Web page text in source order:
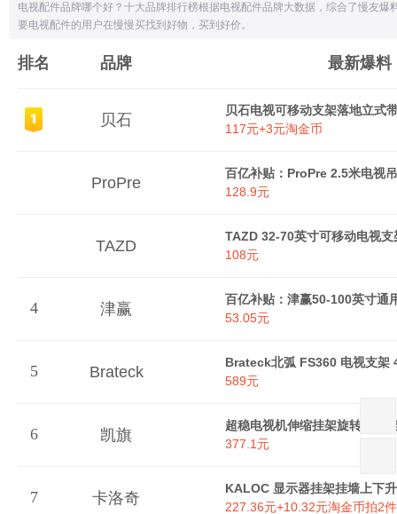
电视配件品牌哪个好？十大品牌排行榜根据电视配件品牌大数据，综合了慢友
要电视配件的用户在慢慢买找到好物，买到好价。
排名 品牌 最新爆料
贝石 117元+3元淘金币
ProPre 128.9元
TAZD
TAZD 32-70英寸可移动电视支
108元
4 津赢 53.05元
5 Brateck 589元
6 凯旗 377.1元
7 卡洛奇 227.36元+10.32元淘金币拍2